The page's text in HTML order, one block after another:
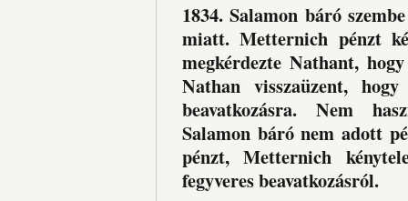
1834. Salamon báró
miatt. Metternich pénzt
megkérdezte Nathant,
Nathan visszaüzent,
beavatkozásra. Nem
Salamon báró nem adott
pénzt, Metternich
fegyveres beavatkozásról.